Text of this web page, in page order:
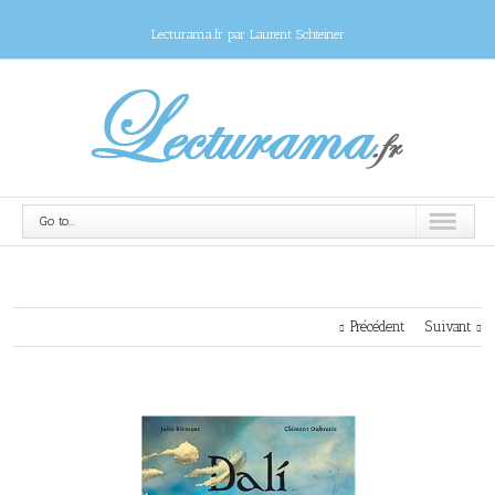
Lecturama.fr par Laurent Schteiner
Go to...
Précédent Suivant